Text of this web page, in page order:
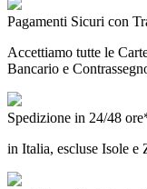
Pagamenti Sicuri con
Accettiamo tutte le
Bancario e
Spedizione in 24/48
in Italia, escluse Isole e